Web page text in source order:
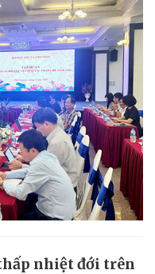
nhiệt đới trên